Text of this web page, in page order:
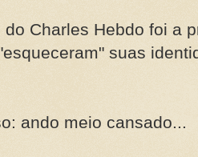
do Charles Hebdo foi a
suas
ando meio cansado...